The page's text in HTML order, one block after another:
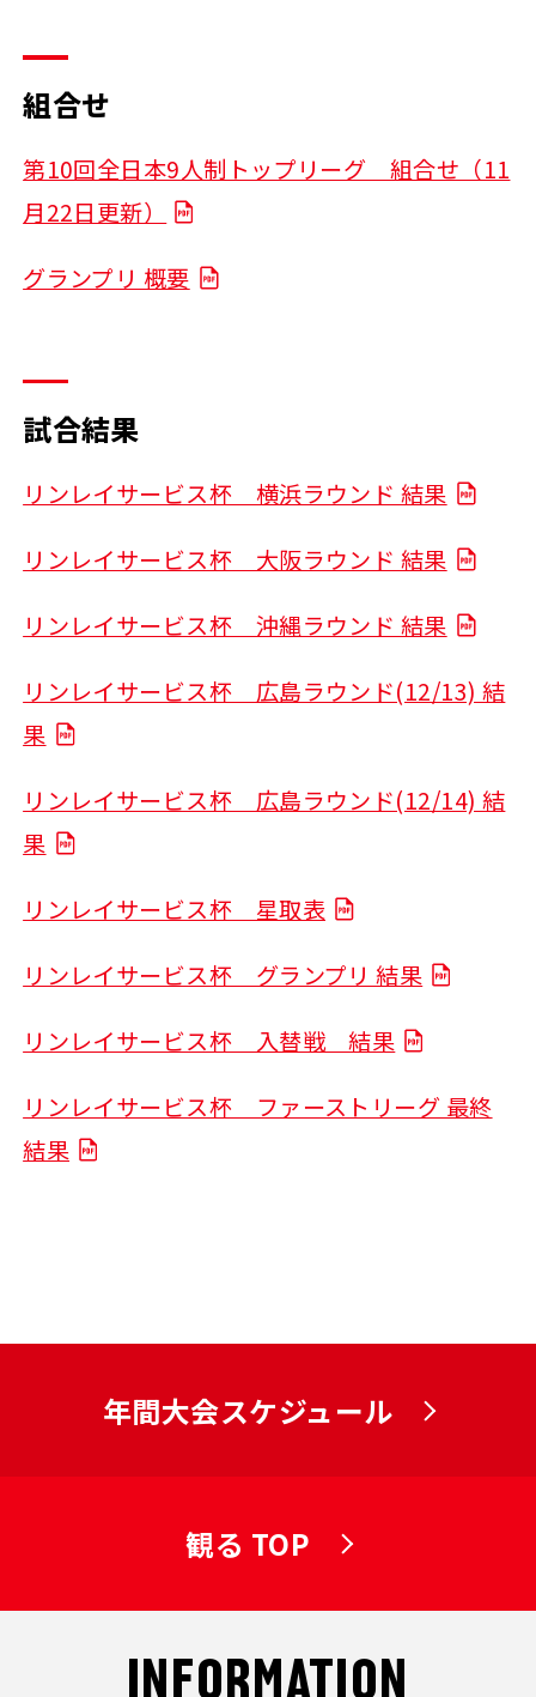
組合せ
第10回全日本9人制トップリーグ 組合せ（11
月22日更新）
グランプリ 概要
試合結果
リンレイサービス杯 横浜ラウンド 結果
リンレイサービス杯 大阪ラウンド 結果
リンレイサービス杯 沖縄ラウンド 結果
リンレイサービス杯 広島ラウンド(12/13) 結
果
リンレイサービス杯 広島ラウンド(12/14) 結
果
リンレイサービス杯 星取表
リンレイサービス杯 グランプリ 結果
リンレイサービス杯 入替戦 結果
リンレイサービス杯 ファーストリーグ 最終
結果
年間大会スケジュール
観る TOP
INFORMATION